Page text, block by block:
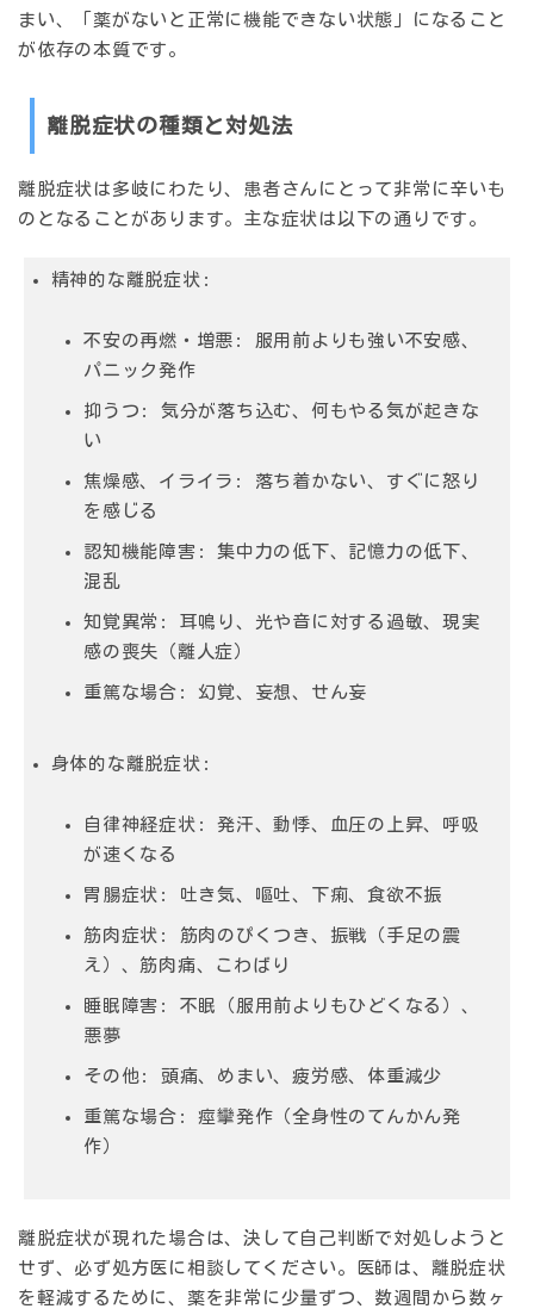
まい、「薬がないと正常に機能できない状態」になること
が依存の本質です。
離脱症状の種類と対処法
離脱症状は多岐にわたり、患者さんにとって非常に辛いも
のとなることがあります。主な症状は以下の通りです。
精神的な離脱症状 :
不安の再燃・増悪 : 服用前よりも強い不安感、
パニック発作
抑うつ : 気分が落ち込む、何もやる気が起きな
い
焦燥感、イライラ : 落ち着かない、すぐに怒り
を感じる
認知機能障害 : 集中力の低下、記憶力の低下、
混乱
知覚異常 : 耳鳴り、光や音に対する過敏、現実
感の喪失（離人症）
重篤な場合 : 幻覚、妄想、せん妄
身体的な離脱症状 :
自律神経症状 : 発汗、動悸、血圧の上昇、呼吸
が速くなる
胃腸症状 : 吐き気、嘔吐、下痢、食欲不振
筋肉症状 : 筋肉のぴくつき、振戦（手足の震
え）、筋肉痛、こわばり
睡眠障害 : 不眠（服用前よりもひどくなる）、
悪夢
その他 : 頭痛、めまい、疲労感、体重減少
重篤な場合 : 痙攣発作（全身性のてんかん発
作）
離脱症状が現れた場合は、決して自己判断で対処しようと
せず、必ず処方医に相談してください。医師は、離脱症状
を軽減するために、薬を非常に少量ずつ、数週間から数ヶ